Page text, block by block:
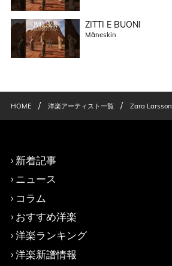
ZITTI E BUONI
Måneskin
HOME / 洋楽アーティスト一覧 / Zara Larsson
新着記事
ニュース
コラム
おすすめ洋楽
洋楽ランキング
洋楽新譜情報